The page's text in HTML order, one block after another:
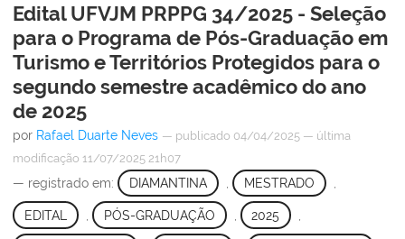
Edital UFVJM PRPPG 34/2025 - Seleção
para o Programa de Pós-Graduação em
Turismo e Territórios Protegidos para o
segundo semestre acadêmico do ano
de 2025
por Rafael Duarte Neves — publicado 04/04/2025 — última
modificação 11/07/2025 21h07
— registrado em: DIAMANTINA MESTRADO
EDITAL PÓS-GRADUAÇÃO 2025